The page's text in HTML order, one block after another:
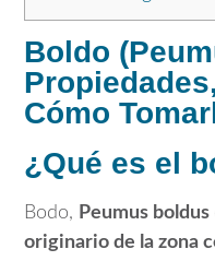
Boldo
Cómo
¿Qué es el
Bodo, Peumus boldus
originario de la zona